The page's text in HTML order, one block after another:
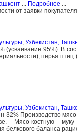
... Подробнее ...
от заявки
, Узбекистан,
(усваивание 95%). В
перья
, Узбекистан,
32% Производство
Мясо-костную
белкового баланса